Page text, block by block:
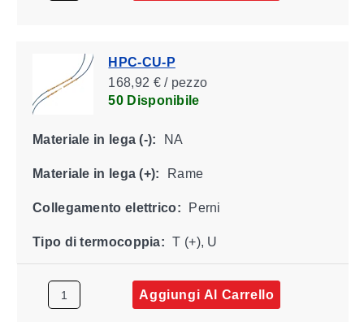
HPC-CU-P
168,92 € / pezzo
50 Disponibile
Materiale in lega (-): NA
Materiale in lega (+): Rame
Collegamento elettrico: Perni
Tipo di termocoppia: T (+), U
Aggiungi Al Carrello